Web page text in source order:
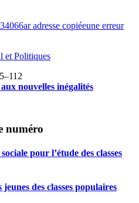
adresse copiéeune erreur
et Politiques
nouvelles inégalités
numéro
pour l’étude des classes
des classes populaires